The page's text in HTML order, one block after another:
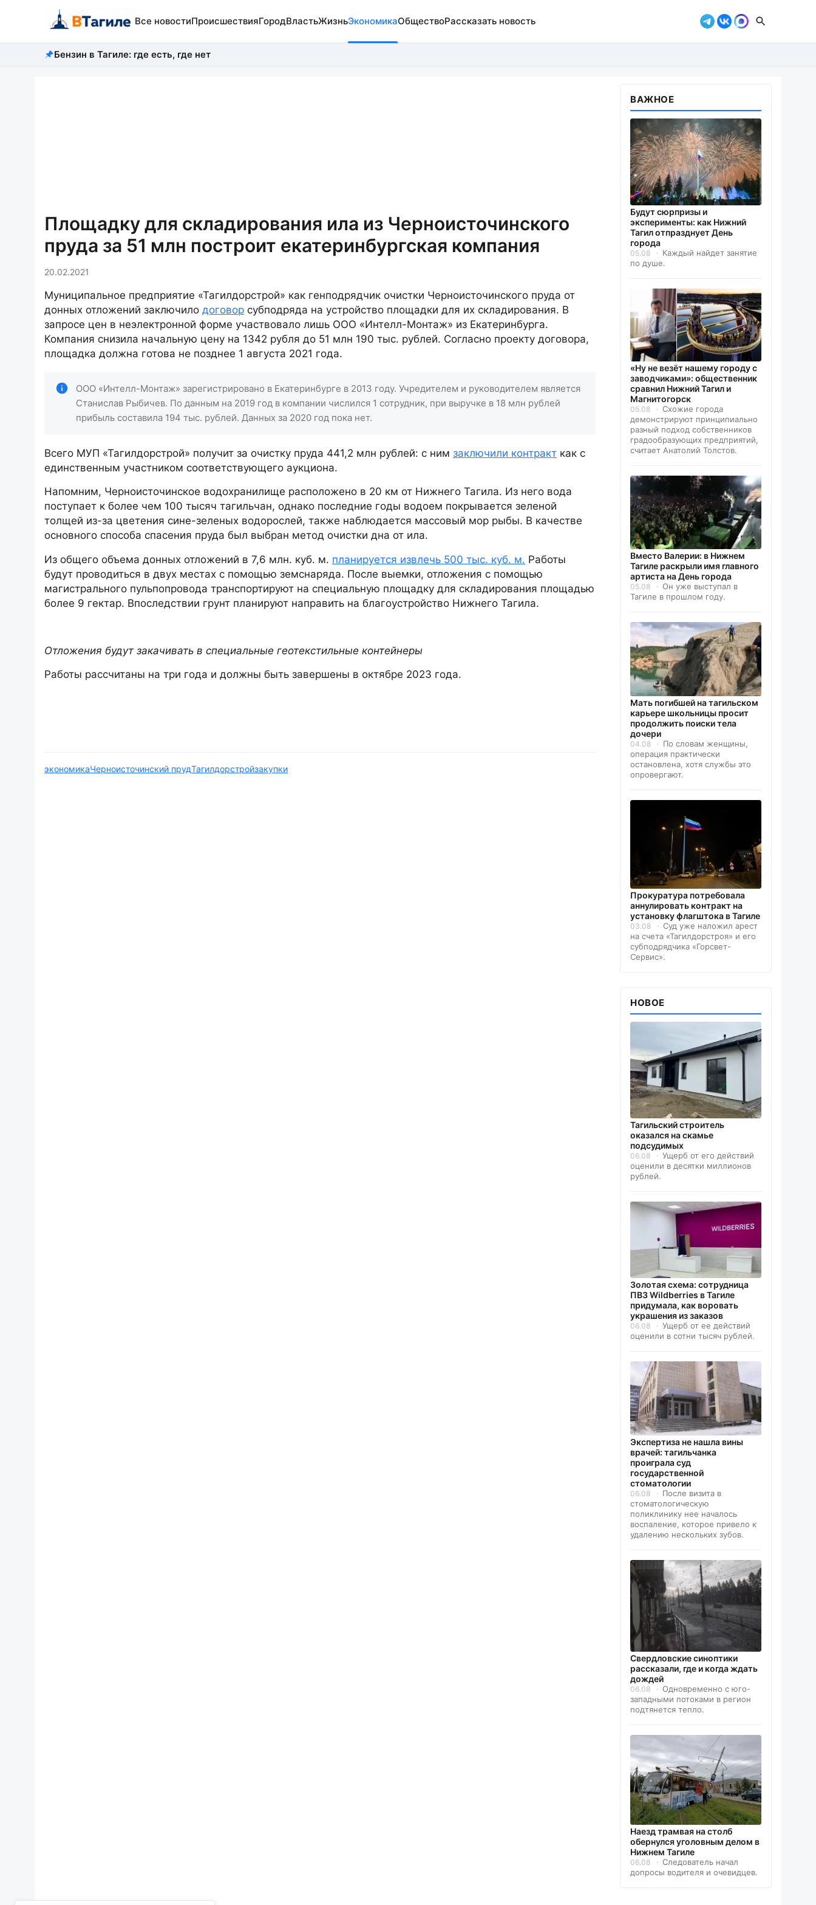
Все новостиПроисшествияГородВластьЖизньЭкономикаОбществоРассказать новость
Бензин в Тагиле: где есть, где нет
Площадку для складирования ила из Черноисточинского
пруда за 51 млн построит екатеринбургская компания
20.02.2021
Муниципальное предприятие «Тагилдорстрой» как генподрядчик очистки Черноисточинского пруда от
донных отложений заключило договор субподряда на устройство площадки для их складирования. В
запросе цен в неэлектронной форме участвовало лишь ООО «Интелл-Монтаж» из Екатеринбурга.
Компания снизила начальную цену на 1342 рубля до 51 млн 190 тыс. рублей. Согласно проекту договора,
площадка должна готова не позднее 1 августа 2021 года.
ООО «Интелл-Монтаж» зарегистрировано в Екатеринбурге в 2013 году. Учредителем и руководителем является
Станислав Рыбичев. По данным на 2019 год в компании числился 1 сотрудник, при выручке в 18 млн рублей
прибыль составила 194 тыс. рублей. Данных за 2020 год пока нет.
Всего МУП «Тагилдорстрой» получит за очистку пруда 441,2 млн рублей: с ним заключили контракт как с
единственным участником соответствующего аукциона.
Напомним, Черноисточинское водохранилище расположено в 20 км от Нижнего Тагила. Из него вода
поступает к более чем 100 тысяч тагильчан, однако последние годы водоем покрывается зеленой
толщей из-за цветения сине-зеленых водорослей, также наблюдается массовый мор рыбы. В качестве
основного способа спасения пруда был выбран метод очистки дна от ила.
Из общего объема донных отложений в 7,6 млн. куб. м. планируется извлечь 500 тыс. куб. м. Работы
будут проводиться в двух местах с помощью земснаряда. После выемки, отложения с помощью
магистрального пульпопровода транспортируют на специальную площадку для складирования площадью
более 9 гектар. Впоследствии грунт планируют направить на благоустройство Нижнего Тагила.
Отложения будут закачивать в специальные геотекстильные контейнеры
Работы рассчитаны на три года и должны быть завершены в октябре 2023 года.
экономикаЧерноисточинский прудТагилдорстройзакупки
ВАЖНОЕ
Будут сюрпризы и
эксперименты: как Нижний
Тагил отпразднует День
города
05.08
Каждый найдет занятие
по душе.
«Ну не везёт нашему городу с
заводчиками»: общественник
сравнил Нижний Тагил и
Магнитогорск
05.08
Схожие города
демонстрируют принципиально
разный подход собственников
градообразующих предприятий,
считает Анатолий Толстов.
Вместо Валерии: в Нижнем
Тагиле раскрыли имя главного
артиста на День города
05.08
Он уже выступал в
Тагиле в прошлом году.
Мать погибшей на тагильском
карьере школьницы просит
продолжить поиски тела
дочери
04.08
По словам женщины,
операция практически
остановлена, хотя службы это
опровергают.
Прокуратура потребовала
аннулировать контракт на
установку флагштока в Тагиле
03.08
Суд уже наложил арест
на счета «Тагилдорстроя» и его
субподрядчика «Горсвет-
Сервис».
НОВОЕ
Тагильский строитель
оказался на скамье
подсудимых
06.08
Ущерб от его действий
оценили в десятки миллионов
рублей.
Золотая схема: сотрудница
ПВЗ Wildberries в Тагиле
придумала, как воровать
украшения из заказов
06.08
Ущерб от ее действий
оценили в сотни тысяч рублей.
Экспертиза не нашла вины
врачей: тагильчанка
проиграла суд
государственной
стоматологии
06.08
После визита в
стоматологическую
поликлинику нее началось
воспаление, которое привело к
удалению нескольких зубов.
Свердловские синоптики
рассказали, где и когда ждать
дождей
06.08
Одновременно с юго-
западными потоками в регион
подтянется тепло.
Наезд трамвая на столб
обернулся уголовным делом в
Нижнем Тагиле
06.08
Следователь начал
допросы водителя и очевидцев.